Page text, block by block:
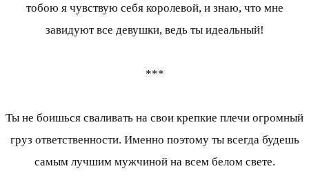
тобою я чувствую себя королевой, и знаю, что мне
завидуют все девушки, ведь ты идеальный!
***
Ты не боишься сваливать на свои крепкие плечи огромный
груз ответственности. Именно поэтому ты всегда будешь
самым лучшим мужчиной на всем белом свете.